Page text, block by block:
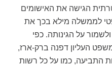
הגישה את האישומים
לממשלה מילא בכך את
על הגינותה. כפי
העליון דפנה ברק-ארז,
התביעה, כמו על כל רשות